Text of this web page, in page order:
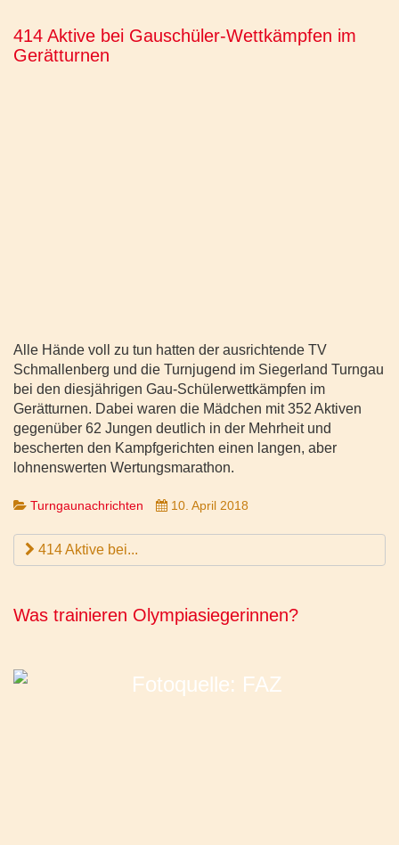
414 Aktive bei Gauschüler-Wettkämpfen im
Gerätturnen
Alle Hände voll zu tun hatten der ausrichtende TV
Schmallenberg und die Turnjugend im Siegerland Turngau
bei den diesjährigen Gau-Schülerwettkämpfen im
Gerätturnen. Dabei waren die Mädchen mit 352 Aktiven
gegenüber 62 Jungen deutlich in der Mehrheit und
bescherten den Kampfgerichten einen langen, aber
lohnenswerten Wertungsmarathon.
Turngaunachrichten 10. April 2018
414 Aktive bei...
Was trainieren Olympiasiegerinnen?